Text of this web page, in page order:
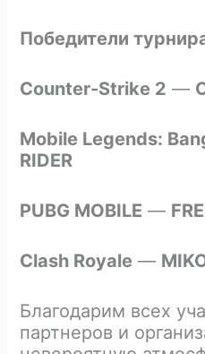
Победители
Counter-Strike 2 —
Mobile Legends:
RIDER
PUBG MOBILE —
Clash Royale —
Благодарим всех
партнеров и